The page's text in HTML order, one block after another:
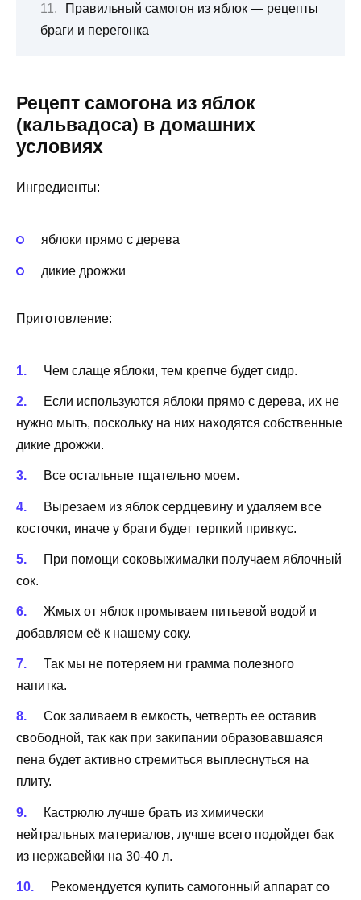
Правильный самогон из яблок — рецепты
браги и перегонка
Рецепт самогона из яблок
(кальвадоса) в домашних
условиях
Ингредиенты:
яблоки прямо с дерева
дикие дрожжи
Приготовление:
Чем слаще яблоки, тем крепче будет сидр.
Если используются яблоки прямо с дерева, их не
нужно мыть, поскольку на них находятся собственные
дикие дрожжи.
Все остальные тщательно моем.
Вырезаем из яблок сердцевину и удаляем все
косточки, иначе у браги будет терпкий привкус.
При помощи соковыжималки получаем яблочный
сок.
Жмых от яблок промываем питьевой водой и
добавляем её к нашему соку.
Так мы не потеряем ни грамма полезного
напитка.
Сок заливаем в емкость, четверть ее оставив
свободной, так как при закипании образовавшаяся
пена будет активно стремиться выплеснуться на
плиту.
Кастрюлю лучше брать из химически
нейтральных материалов, лучше всего подойдет бак
из нержавейки на 30-40 л.
Рекомендуется купить самогонный аппарат со